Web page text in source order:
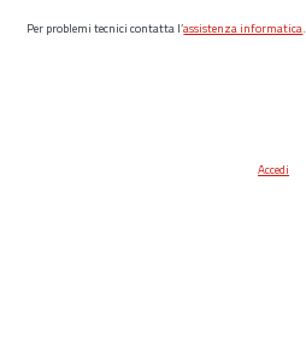
Per problemi tecnici contatta l’assistenza informatica.
Accedi